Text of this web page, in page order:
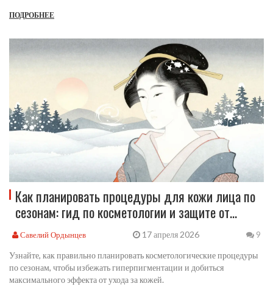
ПОДРОБНЕЕ
Как планировать процедуры для кожи лица по
сезонам: гид по косметологии и защите от
солнца
Савелий Ордынцев 17 апреля 2026 9
Узнайте, как правильно планировать косметологические процедуры
по сезонам, чтобы избежать гиперпигментации и добиться
максимального эффекта от ухода за кожей.